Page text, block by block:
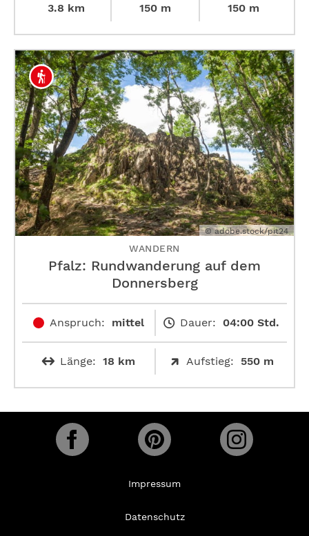
3.8 km
150 m
150 m
© adobe.stock/pit24
WANDERN
Pfalz: Rundwanderung auf dem
Donnersberg
Anspruch: mittel Dauer: 04:00 Std.
Länge: 18 km Aufstieg: 550 m
Impressum
Datenschutz